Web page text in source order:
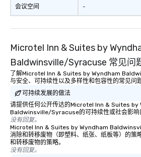
会议空间 -
Microtel Inn & Suites by
Baldwinsville/Syracuse 常见问
了解Microtel Inn & Suites by Wyndham
与安全、可持续性以及多样性和包容性的常见问
可持续发展的做法
请提供任何公开传达的Microtel Inn & Suites by
Baldwinsville/Syracuse的可持续性或社会影响
没有回复。
Microtel Inn & Suites by Wyndham
消除和转移废物（即塑料、纸张、纸板等）的策
和转移废物的策略。
没有回复。